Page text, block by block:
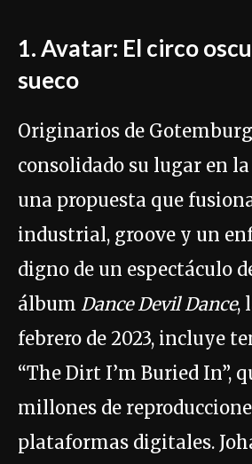
1. Avatar: El circo
sueco
Originarios de
consolidado su lugar en la
una propuesta que
industrial, groove y un
digno de un espectáculo
álbum Dance Devil Dance,
febrero de 2023, incluye
“The Dirt I’m Buried In”,
millones de
plataformas digitales.